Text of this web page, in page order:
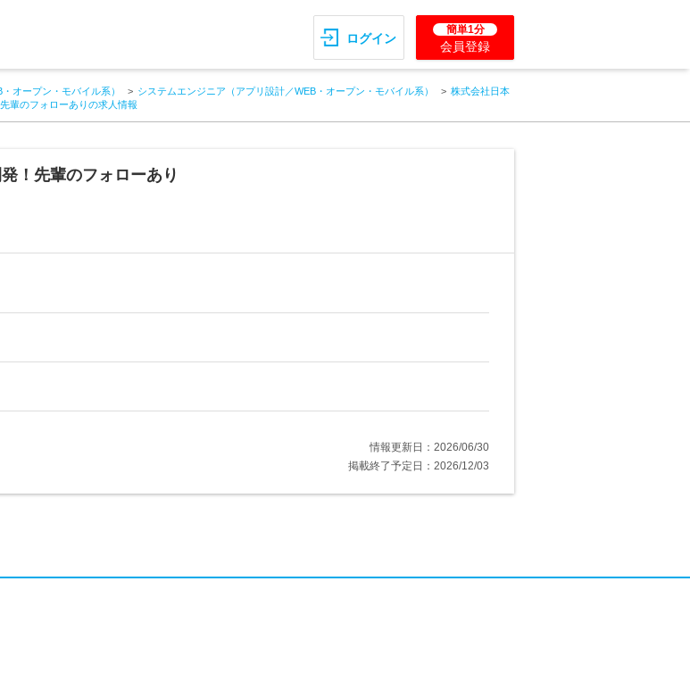
ログイン
簡単1分
会員登録
オープン・モバイル系） システムエンジニア（アプリ設計／WEB・オープン・モバイル系）
株式会社日本
輩のフォローありの求人情報
！先輩のフォローあり
情報更新日：2026/06/30
掲載終了予定日：2026/12/03